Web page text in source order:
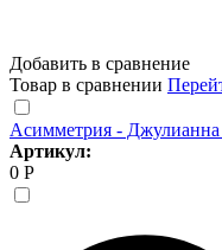
Добавить в сравнение
Товар в сравнении
Асимметрия -
Артикул:
0 Р